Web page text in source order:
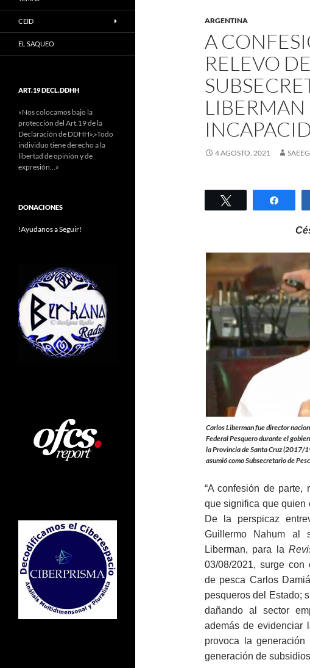
ARGENTINA
A
RELEVO
LIBERMAN
4 AGOSTO, 2021 SAEEG
Twittear
Carlos Liberman fue director
Federal Pesquero durante el
la Provincia de Santa Cruz (2017/
asumió como Subsecretario de
“A confesión de parte,
que significa que quien
De la perspicaz
Guillermo Nahum al
Liberman, para la
03/08/2021, surge
de pesca Carlos
pesqueros del Estado;
dañando al sector
además de evidenciar
provoca la
generación de
CEID
EL SAQUEO
ART.19 DECL.DDHH
«Nos colocamos bajo la
protección del Art.19 de la
Declaración de DDHH»,»Todo
individuo tiene derecho a la
libertad de opinión y de
expresión…»
DONACIONES
!Ayudanos a Seguir!